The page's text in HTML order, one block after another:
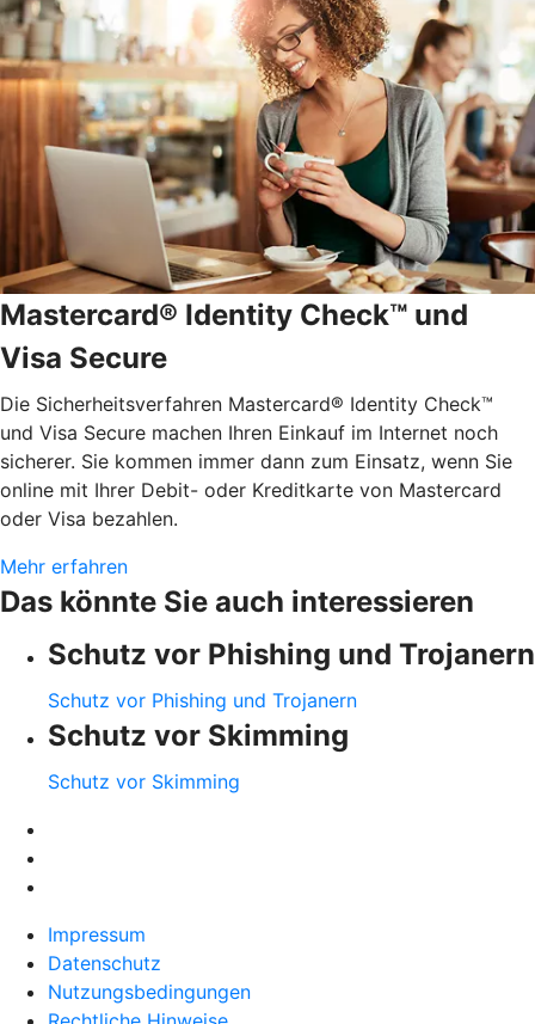
Mastercard® Identity Check™ und
Visa Secure
Die Sicherheitsverfahren Mastercard® Identity Check™
und Visa Secure machen Ihren Einkauf im Internet noch
sicherer. Sie kommen immer dann zum Einsatz, wenn Sie
online mit Ihrer Debit- oder Kreditkarte von Mastercard
oder Visa bezahlen.
Mehr erfahren
Das könnte Sie auch interessieren
Schutz vor Phishing und Trojanern
Schutz vor Phishing und Trojanern
Schutz vor Skimming
Schutz vor Skimming
Impressum
Datenschutz
Nutzungsbedingungen